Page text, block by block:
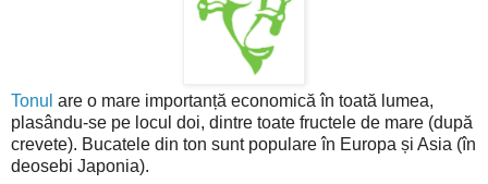
Tonul are o mare importanță economică în toată lumea,
plasându-se pe locul doi, dintre toate fructele de mare (după
crevete). Bucatele din ton sunt populare în Europa și Asia (în
deosebi Japonia).